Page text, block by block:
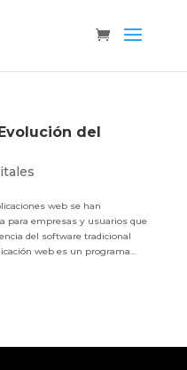
del
web se han
para empresas y usuarios que
del software tradicional
web es un programa...